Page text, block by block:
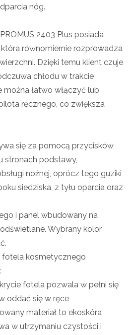
nóg.
2403 Plus posiada
równomiernie rozprowadza
Dzięki temu klient czuje
chłodu w trakcie
można łatwo włączyć lub
ręcznego, co zwiększa
się za pomocą przycisków
stronach podstawy,
nożnej, oprócz tego guziki
siedziska, z tyłu oparcia oraz
i panel wbudowany na
Wybrany kolor
fotela kosmetycznego
fotela pozwala w pełni się
oddać się w ręce
materiał to ekoskóra
w utrzymaniu czystości i